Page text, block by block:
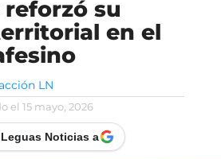
reforzó su
en el
LN
el 15 mayo, 2026
Noticias a